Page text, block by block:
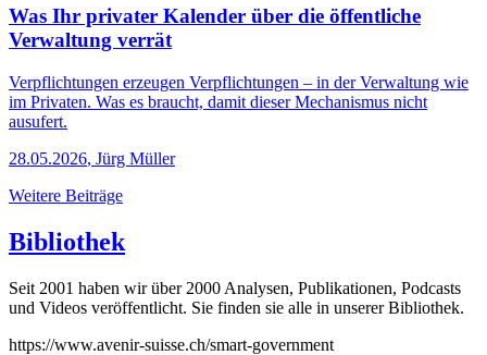
Was Ihr privater Kalender über die öffentliche
Verwaltung verrät
Verpflichtungen erzeugen Verpflichtungen – in der Verwaltung wie
im Privaten. Was es braucht, damit dieser Mechanismus nicht
ausufert.
28.05.2026, Jürg Müller
Weitere Beiträge
Bibliothek
Seit 2001 haben wir über 2000 Analysen, Publikationen, Podcasts
und Videos veröffentlicht. Sie finden sie alle in unserer Bibliothek.
https://www.avenir-suisse.ch/smart-government